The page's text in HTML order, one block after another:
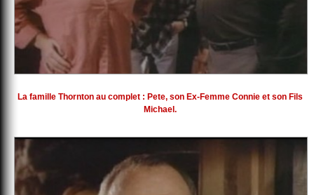
La famille Thornton au complet : Pete, son Ex-Femme Connie et son Fils
Michael.